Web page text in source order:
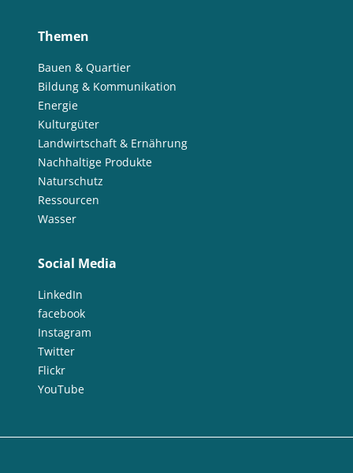
Themen
Bauen & Quartier
Bildung & Kommunikation
Energie
Kulturgüter
Landwirtschaft & Ernährung
Nachhaltige Produkte
Naturschutz
Ressourcen
Wasser
Social Media
LinkedIn
facebook
Instagram
Twitter
Flickr
YouTube